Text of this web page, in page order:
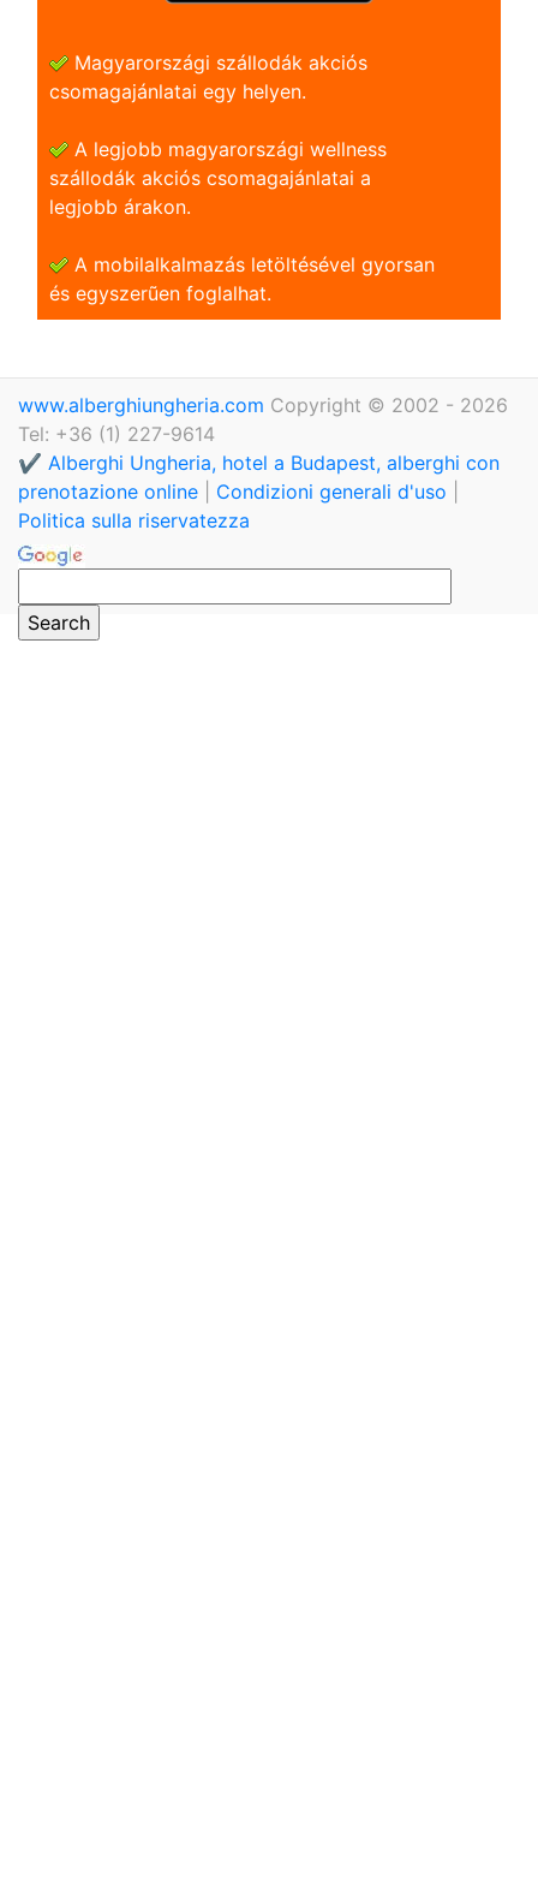
Magyarországi szállodák akciós
csomagajánlatai egy helyen.
A legjobb magyarországi wellness
szállodák akciós csomagajánlatai a
legjobb árakon.
A mobilalkalmazás letöltésével gyorsan
és egyszerũen foglalhat.
www.alberghiungheria.com Copyright © 2002 - 2026
Tel: +36 (1) 227-9614
✔️ Alberghi Ungheria, hotel a Budapest, alberghi con
prenotazione online
Condizioni generali d'uso
Politica sulla riservatezza